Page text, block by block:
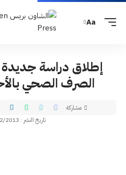
Aa
إطلاق دراسة
الصرف الصحي
تاريخ النشر : 20/12/2013
مشاركة